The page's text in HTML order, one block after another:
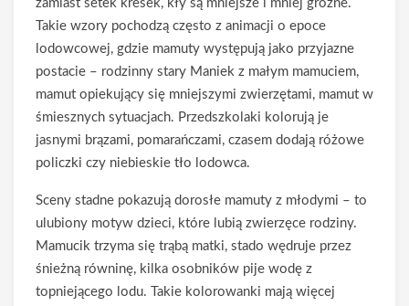
zamiast setek kresek, kły są mniejsze i mniej groźne.
Takie wzory pochodzą często z animacji o epoce
lodowcowej, gdzie mamuty występują jako przyjazne
postacie – rodzinny stary Maniek z małym mamuciem,
mamut opiekujący się mniejszymi zwierzętami, mamut w
śmiesznych sytuacjach. Przedszkolaki kolorują je
jasnymi brązami, pomarańczami, czasem dodają różowe
policzki czy niebieskie tło lodowca.
Sceny stadne pokazują dorosłe mamuty z młodymi – to
ulubiony motyw dzieci, które lubią zwierzęce rodziny.
Mamucik trzyma się trąbą matki, stado wędruje przez
śnieżną równinę, kilka osobników pije wodę z
topniejącego lodu. Takie kolorowanki mają więcej